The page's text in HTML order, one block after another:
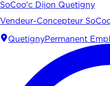
SoCoo'c Dijon Quetigny
Vendeur-Concepteur
QuetignyPermanent